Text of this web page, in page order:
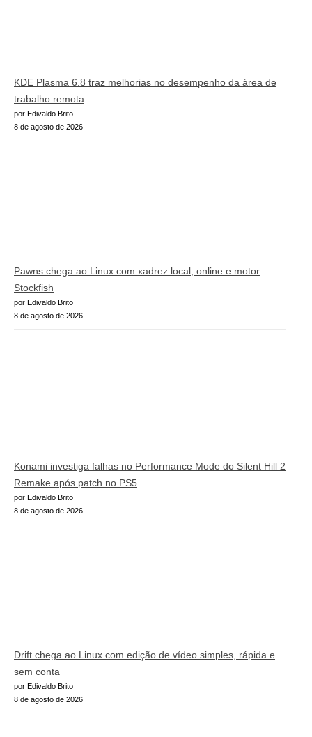
KDE Plasma 6.8 traz melhorias no desempenho da área de
trabalho remota
por Edivaldo Brito
8 de agosto de 2026
Pawns chega ao Linux com xadrez local, online e motor
Stockfish
por Edivaldo Brito
8 de agosto de 2026
Konami investiga falhas no Performance Mode do Silent Hill 2
Remake após patch no PS5
por Edivaldo Brito
8 de agosto de 2026
Drift chega ao Linux com edição de vídeo simples, rápida e
sem conta
por Edivaldo Brito
8 de agosto de 2026